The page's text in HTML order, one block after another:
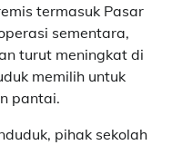
termasuk Pasar
sementara,
turut meningkat di
memilih untuk
pantai.
pihak sekolah